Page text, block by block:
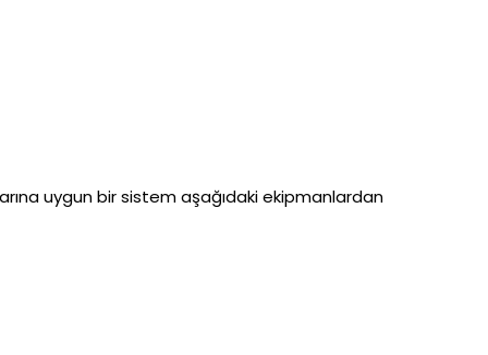
uygun bir sistem aşağıdaki ekipmanlardan